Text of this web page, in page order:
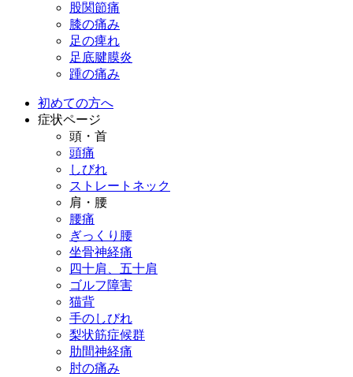
股関節痛
膝の痛み
足の痺れ
足底腱膜炎
踵の痛み
初めての方へ
症状ページ
頭・首
頭痛
しびれ
ストレートネック
肩・腰
腰痛
ぎっくり腰
坐骨神経痛
四十肩、五十肩
ゴルフ障害
猫背
手のしびれ
梨状筋症候群
肋間神経痛
肘の痛み